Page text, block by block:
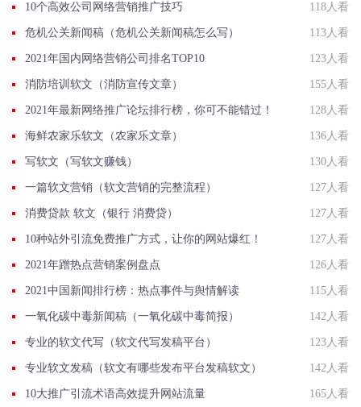
10个高效公司网络营销推广技巧 118人看
危机公关新闻稿（危机公关新闻稿怎么写） 113人看
2021年国内网络营销公司排名TOP10 123人看
消防培训软文（消防宣传文章） 155人看
2021年最新网络推广论坛排行榜，你可不能错过！ 128人看
海鲜农家乐软文（农家乐文章） 136人看
写软文（写软文赚钱） 130人看
一篇软文营销（软文营销的完整流程） 127人看
消费贷款 软文（银行 消费贷） 127人看
10种站外引流免费推广方式，让你的网站爆红！ 127人看
2021年蹭热点营销案例盘点 126人看
2021中国新闻排行榜：热点事件与舆情解读 115人看
一氧化碳中毒新闻稿（一氧化碳中毒简报） 142人看
专业的软文代写（软文代写发稿平台） 123人看
专业软文发稿（软文有哪些发布平台发稿软文） 142人看
10大推广引流术语高效提升网站流量 165人看